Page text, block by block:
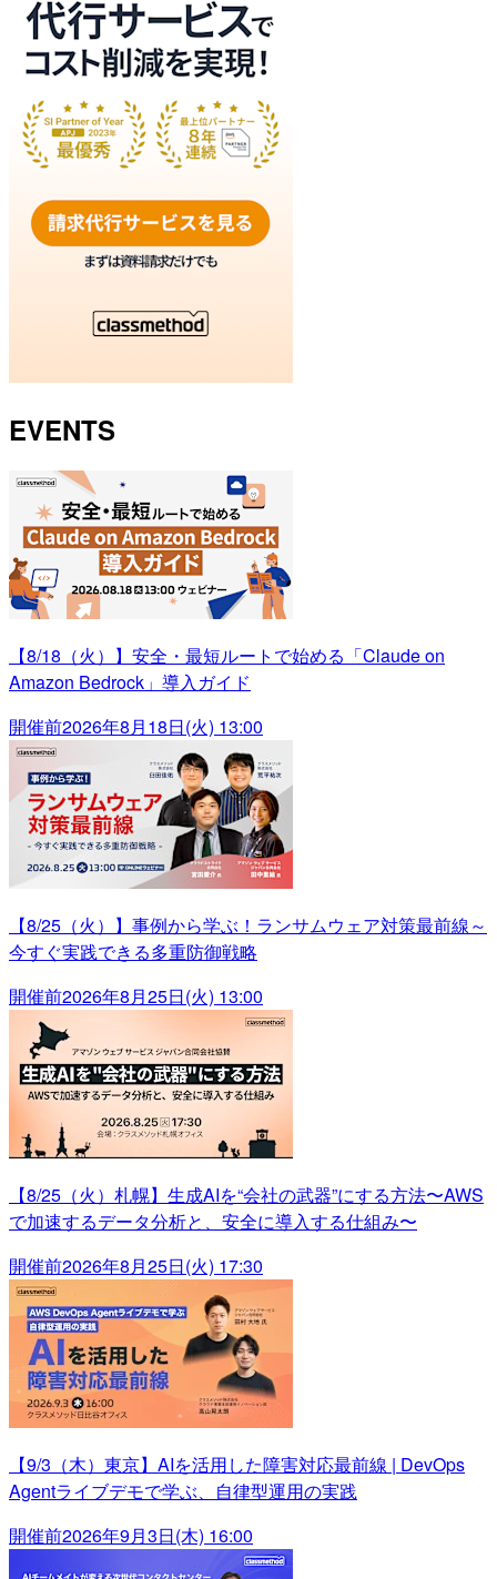
EVENTS
【8/18（火）】安全・最短ルートで始める「Claude on
Amazon Bedrock」導入ガイド
開催前2026年8月18日(火) 13:00
【8/25（火）】事例から学ぶ！ランサムウェア対策最前線～
今すぐ実践できる多重防御戦略
開催前2026年8月25日(火) 13:00
【8/25（火）札幌】生成AIを“会社の武器”にする方法〜AWS
で加速するデータ分析と、安全に導入する仕組み〜
開催前2026年8月25日(火) 17:30
【9/3（木）東京】AIを活用した障害対応最前線 | DevOps
Agentライブデモで学ぶ、自律型運用の実践
開催前2026年9月3日(木) 16:00